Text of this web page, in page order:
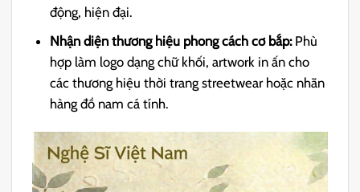
động, hiện đại.
Nhận diện thương hiệu phong cách cơ bắp:Phù
hợp làm logo dạng chữ khối, artwork in ấn cho
các thương hiệu thời trang streetwear hoặc nhãn
hàng đồ nam cá tính.